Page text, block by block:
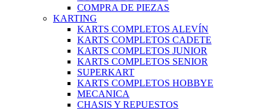
COMPRA DE PIEZAS
KARTING
KARTS COMPLETOS ALEVÍN
KARTS COMPLETOS CADETE
KARTS COMPLETOS JUNIOR
KARTS COMPLETOS SENIOR
SUPERKART
KARTS COMPLETOS HOBBYE
MECANICA
CHASIS Y REPUESTOS